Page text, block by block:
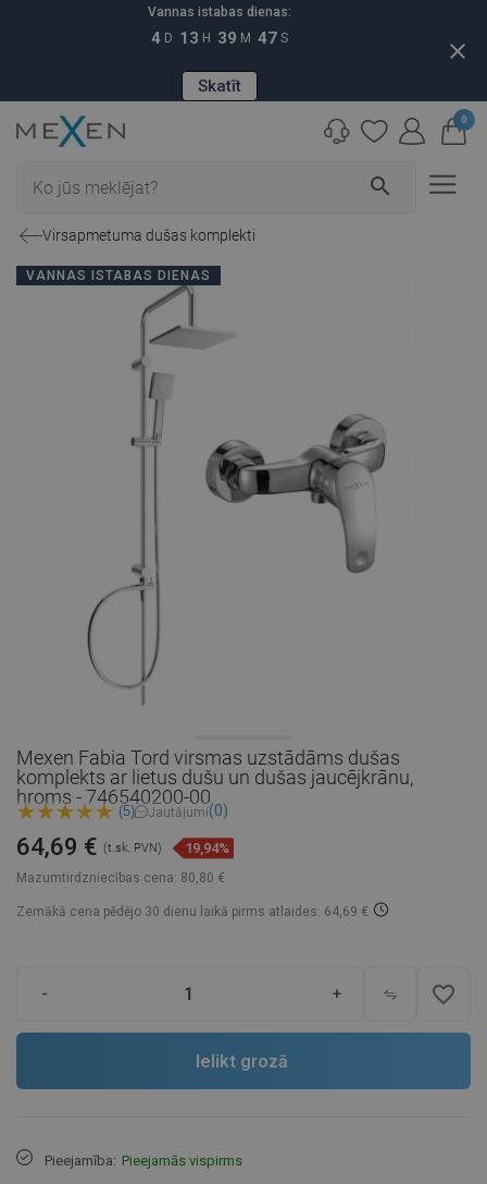
Vannas istabas dienas:
4 D 13 H 39 M 46 S
Skatīt
close
search
0
Virsapmetuma dušas komplekti
VANNAS ISTABAS DIENAS
Mexen Fabia Tord virsmas uzstādāms dušas
komplekts ar lietus dušu un dušas jaucējkrānu,
hroms - 746540200-00
(5) Jautājumi(0)
Mazumtirdzniecības cena: 80,80 €
64,69 € (t.sk. PVN) 19,94%
Zemākā cena pēdējo 30 dienu laikā pirms atlaides: 64,69 €
- + favorite_border
Ielikt grozā
Pieejamība: Pieejamās vispirms